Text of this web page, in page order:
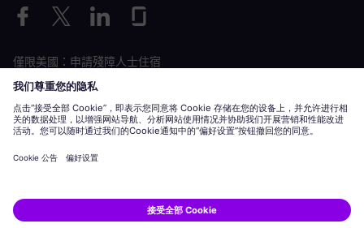
僅限美國：申請殘障人士住宿
勞動條件申請
Siemens Energy 是 Siemens AG 授權的商標。